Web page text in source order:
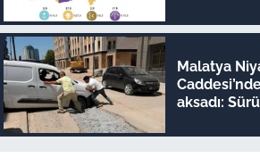
Malatya
aksadı: